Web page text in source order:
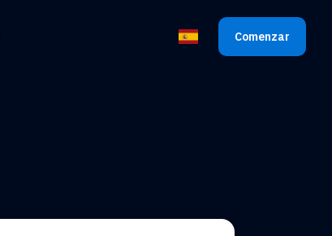
Seleccionar Idioma
Comenzar